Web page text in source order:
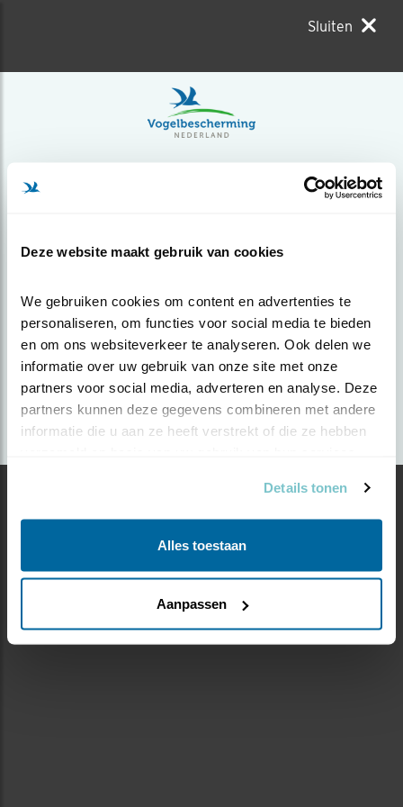
Deze website maakt gebruik van cookies
We gebruiken cookies om content en advertenties te
personaliseren, om functies voor social media te bieden
en om ons websiteverkeer te analyseren. Ook delen we
informatie over uw gebruik van onze site met onze
partners voor social media, adverteren en analyse. Deze
partners kunnen deze gegevens combineren met andere
informatie die u aan ze heeft verstrekt of die ze hebben
Details tonen
Alles toestaan
Aanpassen
Sluiten